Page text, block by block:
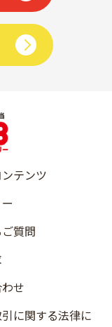
テンツ
質問
せ
に関する法律に